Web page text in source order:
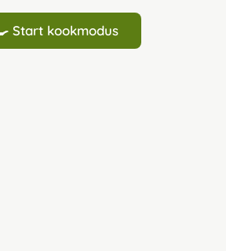
Start kookmodus